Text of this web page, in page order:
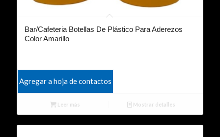
Bar/Cafeteria Botellas De Plástico Para Aderezos
Color Amarillo
Agregar a hoja de contactos
Leer más Mostrar detalles